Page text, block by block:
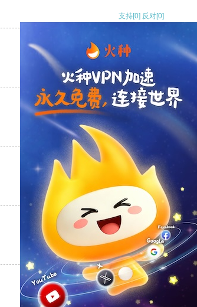
支持[0] 反对[0]
支持[0] 反对
支持
反对 [0]
支持[0] 反对[0]